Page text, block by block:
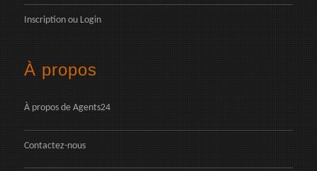
Inscription ou Login
À propos
À propos de Agents24
Contactez-nous